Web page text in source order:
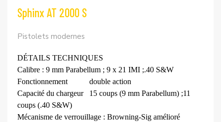
Sphinx AT 2000 S
Pistolets modernes
DÉTAILS TECHNIQUES
Calibre : 9 mm Parabellum ; 9 x 21 IMI ;.40 S&W
Fonctionnement
double action
Capacité du chargeur
15 coups (9 mm Parabellum) ;11
coups (.40 S&W)
Mécanisme de verrouillage : Browning-Sig amélioré